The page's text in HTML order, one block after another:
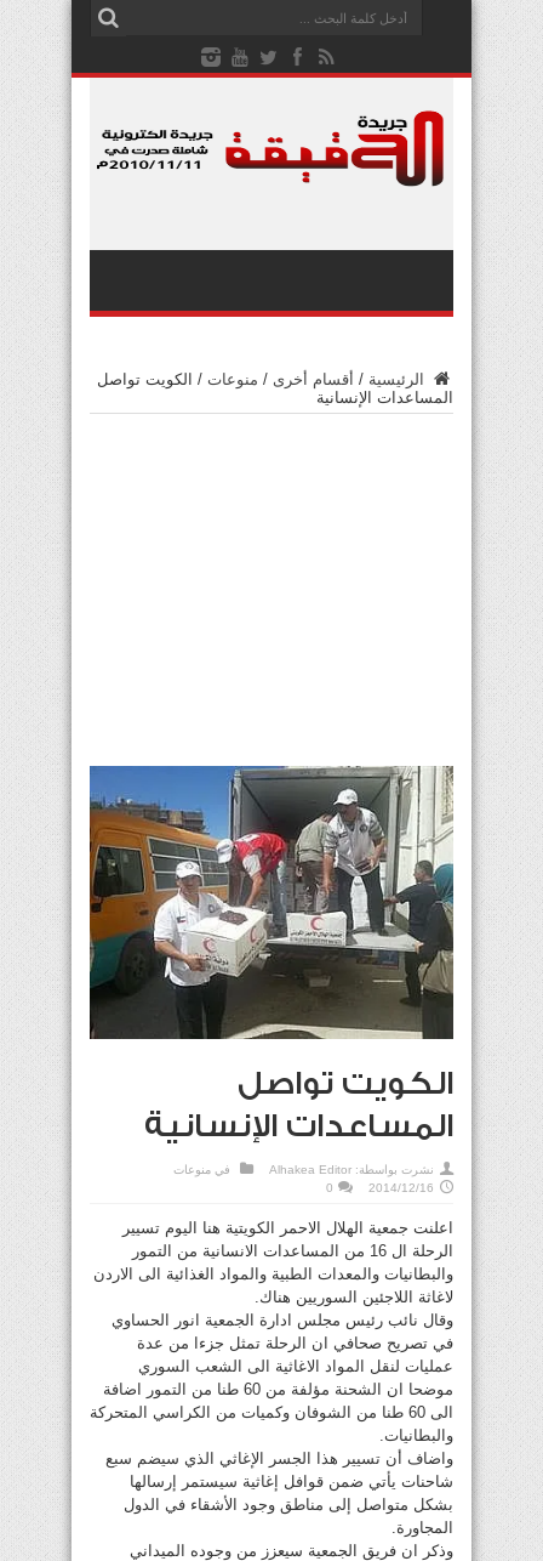
الرئيسية / أقسام أخرى / منوعات / الكويت تواصل
المساعدات الإنسانية
الكويت تواصل
المساعدات الإنسانية
نشرت بواسطة: Alhakea Editor في منوعات
2014/12/16
0
اعلنت جمعية الهلال الاحمر الكويتية هنا اليوم تسيير
الرحلة ال 16 من المساعدات الانسانية من التمور
والبطانيات والمعدات الطبية والمواد الغذائية الى الاردن
لاغاثة اللاجئين السوريين هناك.
وقال نائب رئيس مجلس ادارة الجمعية انور الحساوي
في تصريح صحافي ان الرحلة تمثل جزءا من عدة
عمليات لنقل المواد الاغاثية الى الشعب السوري
موضحا ان الشحنة مؤلفة من 60 طنا من التمور اضافة
الى 60 طنا من الشوفان وكميات من الكراسي المتحركة
والبطانيات.
واضاف أن تسيير هذا الجسر الإغاثي الذي سيضم سبع
شاحنات يأتي ضمن قوافل إغاثية سيستمر إرسالها
بشكل متواصل إلى مناطق وجود الأشقاء في الدول
المجاورة.
وذكر ان فريق الجمعية سيعزز من وجوده الميداني